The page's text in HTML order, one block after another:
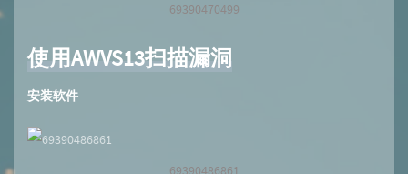
69390470499
使用AWVS13扫描漏洞
安装软件
69390486861